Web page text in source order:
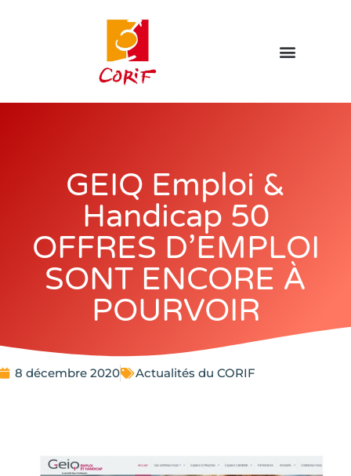
GEIQ Emploi &
Handicap 50
OFFRES D’EMPLOI
SONT ENCORE À
POURVOIR
8 décembre 2020 Actualités du CORIF